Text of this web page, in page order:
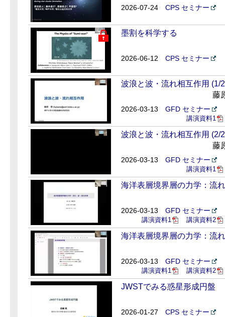
2026-07-24 CPS セミナー
墨割を科学する
2026-06-12 CPS セミナー
波浪と波・流れ相互作用 (1/
藤
2026-03-13 GFD セミナー
講演資料1
波浪と波・流れ相互作用 (2/
藤
2026-03-13 GFD セミナー
講演資料1
海洋表層境界層の力学：流
2026-03-13 GFD セミナー
講演資料1 講演資料2
海洋表層境界層の力学：流
2026-03-13 GFD セミナー
講演資料1 講演資料2
JWSTでみる惑星形成円盤
2026-01-27 CPS セミナー